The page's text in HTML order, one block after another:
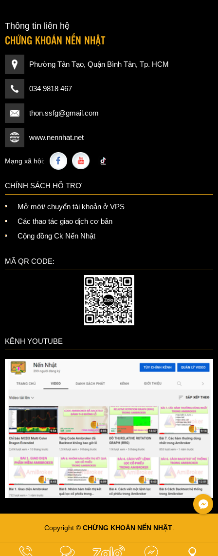
Thông tin liên hệ
CHỨNG KHOÁN NẾN NHẬT
Phường Tân Tạo, Quận Bình Tân, Tp. HCM
034 9818 467
thon.ssfg@gmail.com
www.nennhat.net
Mạng xã hội:
CHÍNH SÁCH HỖ TRỢ
Mở mới/ chuyển tài khoản ở VPS
Các thao tác giao dịch cơ bản
Cộng đồng Ck Nến Nhật
MÃ QR CODE:
KÊNH YOUTUBE
Copyright © CHỨNG KHOÁN NẾN NHẬT.